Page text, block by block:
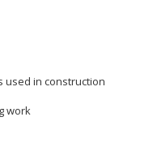
used in construction
work